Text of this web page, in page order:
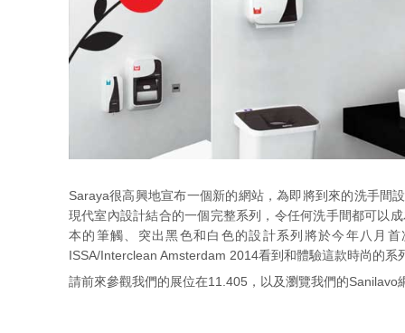
Saraya很高興地宣布一個新的網站，為即將到來的洗手間
現代室內設計結合的一個完整系列，令任何洗手間都可以
本的筆觸、突出黑色和白色的設計系列將於今年八月
ISSA/Interclean Amsterdam 2014看到和體驗這款時尚的系
請前來參觀我們的展位在11.405，以及瀏覽我們的Sanilavo